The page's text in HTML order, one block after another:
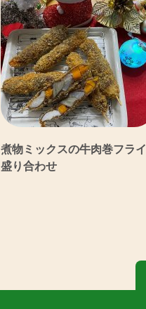
煮物ミックスの牛肉巻フライ
盛り合わせ